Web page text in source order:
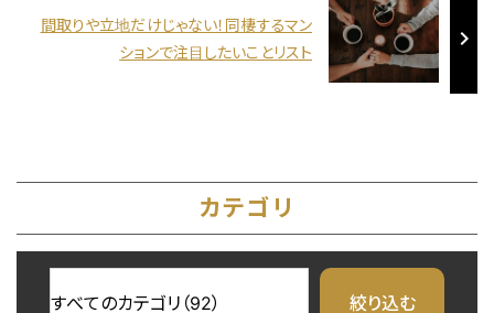
navigate_next
間取りや立地だけじゃない！同棲するマン
ションで注目したいことリスト
カテゴリ